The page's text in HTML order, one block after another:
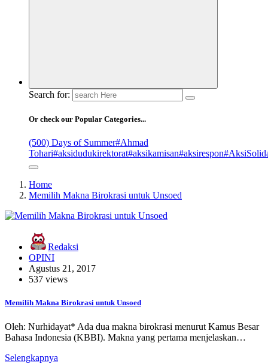
Search for:
Or check our Popular Categories...
(500) Days of Summer#Ahmad
Tohari#aksidudukirektorat#aksikamisan#aksirespon
Home
Memilih Makna Birokrasi untuk Unsoed
Redaksi
OPINI
Agustus 21, 2017
537 views
Memilih Makna Birokrasi untuk Unsoed
Oleh: Nurhidayat* Ada dua makna birokrasi menurut Kamus Besar
Ba­hasa Indonesia (KBBI). Mak­na yang pertama menjelaskan…
Selengkapnya